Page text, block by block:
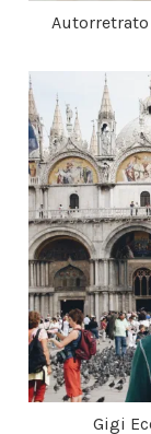
Autorretrato
Gigi